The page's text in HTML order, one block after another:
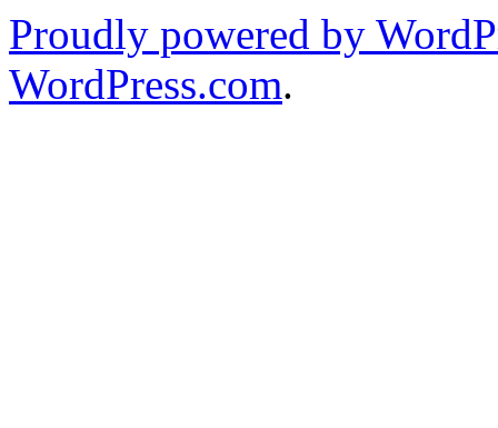
Proudly powered by
WordPress.com.